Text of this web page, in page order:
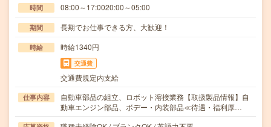
時間 08:00～17:0020:00～05:00
期間 長期でお仕事できる方、大歓迎！
時給 時給1340円
交通費
交通費規定内支給
仕事内容
自動車部品の組立、ロボット溶接業務【取扱製品情報】自
動車エンジン部品、ボデー・内装部品≪待遇・福利厚…